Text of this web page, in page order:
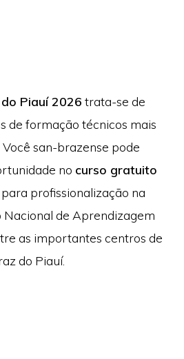
do Piauí 2026 trata-se de
de formação técnicos mais
Você san-brazense pode
no curso gratuito
profissionalização na
Nacional de Aprendizagem
as importantes centros de
do Piauí.